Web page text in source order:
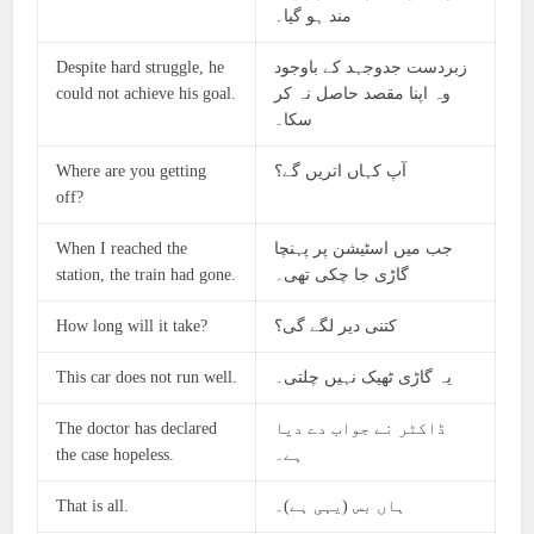
مند ہو گیا۔
Despite hard struggle, he
could not achieve his goal.
زبردست جدوجہد کے باوجود
وہ اپنا مقصد حاصل نہ کر
سکا۔
Where are you getting
off?
آپ کہاں اتریں گے؟
When I reached the
station, the train had gone.
جب میں اسٹیشن پر پہنچا
گاڑی جا چکی تھی۔
How long will it take? کتنی دیر لگے گی؟
This car does not run well. یہ گاڑی ٹھیک نہیں چلتی۔
The doctor has declared
the case hopeless.
ڈاکٹر نے جواب دے دیا
ہے۔
That is all. ہاں بس (یہی ہے)۔